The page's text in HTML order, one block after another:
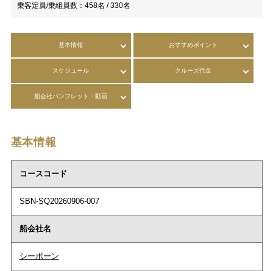
乗客定員/乗組員数： 458名 / 330名
基本情報 おすすめポイント
スケジュール クルーズ代金
船会社パンフレット・動画
基本情報
コースコード
SBN-SQ20260906-007
船会社名
シーボーン